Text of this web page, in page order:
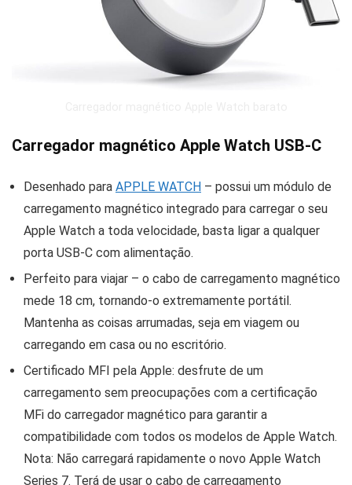
Carregador magnético Apple Watch USB-C
Desenhado para APPLE WATCH – possui um módulo de
carregamento magnético integrado para carregar o seu
Apple Watch a toda velocidade, basta ligar a qualquer
porta USB-C com alimentação.
Perfeito para viajar – o cabo de carregamento magnético
mede 18 cm, tornando-o extremamente portátil.
Mantenha as coisas arrumadas, seja em viagem ou
carregando em casa ou no escritório.
Certificado MFI pela Apple: desfrute de um
carregamento sem preocupações com a certificação
MFi do carregador magnético para garantir a
compatibilidade com todos os modelos de Apple Watch.
Nota: Não carregará rapidamente o novo Apple Watch
Series 7. Terá de usar o cabo de carregamento